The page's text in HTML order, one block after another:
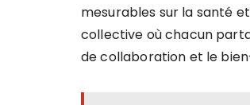
mesurables sur la santé
collective où chacun
de collaboration et le